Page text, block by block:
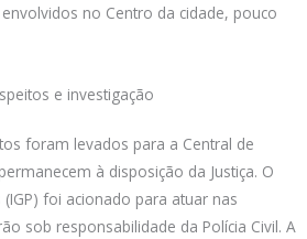
no Centro da cidade, pouco
e investigação
foram levados para a Central de
à disposição da Justiça. O
(IGP) foi acionado para atuar nas
sob responsabilidade da Polícia Civil. A